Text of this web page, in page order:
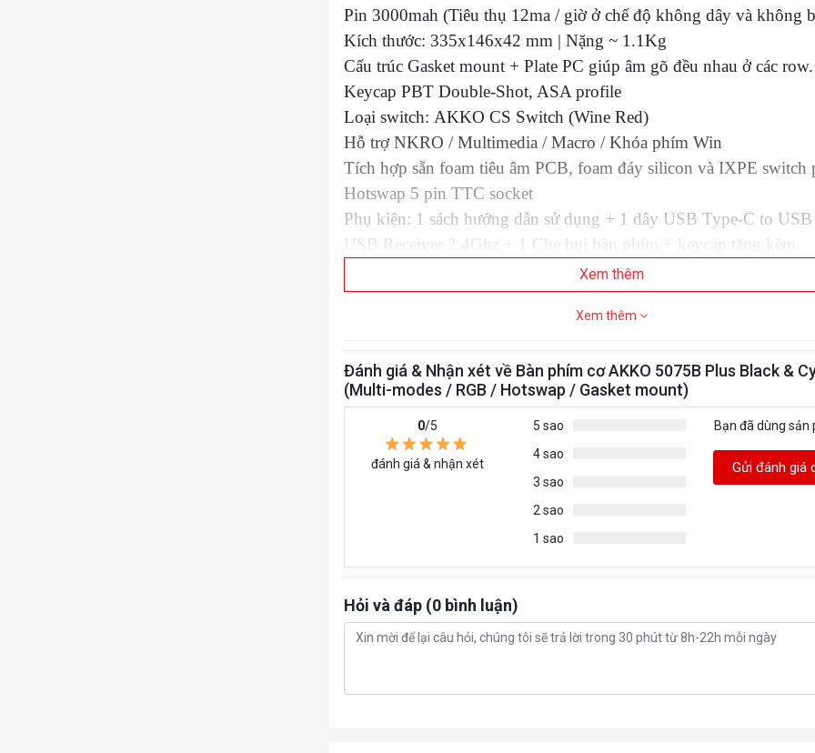
Pin 3000mah (Tiêu thụ 12ma / giờ ở chế độ không dây và không
Kích thước: 335x146x42 mm | Nặng ~ 1.1Kg
Cấu trúc Gasket mount + Plate PC giúp âm gõ đều nhau ở các row.
Keycap PBT Double-Shot, ASA profile
Loại switch: AKKO CS Switch (Wine Red)
Hỗ trợ NKRO / Multimedia / Macro / Khóa phím Win
Tích hợp sẵn foam tiêu âm PCB, foam đáy silicon và IXPE switch
Hotswap 5 pin TTC socket
Phụ kiện: 1 sách hướng dẫn sử dụng + 1 dây USB Type-C to USB
USB Receiver 2.4Ghz + 1 Che bụi bàn phím + keycap tặng kèm
Phần mềm: Tích hợp AKKO Cloud Driver (Hỗ trợ Audio
độ kết nối 2.4Ghz) có thể keymap và chỉnh LED / Macro
Tương thích: Windows / MacOS / Linux
Command | Alt -> Option, Mojave OS trở lên sẽ điều chỉnh được
các phím này)
Xem thêm
Xem thêm
Đánh giá & Nhận xét về Bàn phím cơ AKKO 5075B Plus Black &
(Multi-modes / RGB / Hotswap / Gasket mount)
0/5
đánh giá & nhận xét
5 sao
4 sao
3 sao
2 sao
1 sao
Bạn đã dùng sản
Gửi đánh giá
Hỏi và đáp (0 bình luận)